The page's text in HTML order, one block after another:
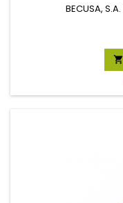
BECUSA, S.A.
